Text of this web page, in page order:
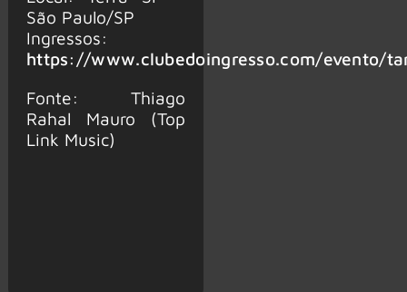
São Paulo/SP
Ingressos:
https://www.clubedoingresso.com/evento/
Fonte: Thiago
Rahal Mauro (Top
Link Music)